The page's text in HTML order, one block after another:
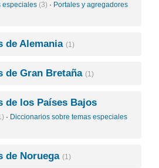
especiales (3) · Portales y agregadores
de Alemania (1)
de Gran Bretaña (1)
de los Países Bajos
· Diccionarios sobre temas especiales
de Noruega (1)